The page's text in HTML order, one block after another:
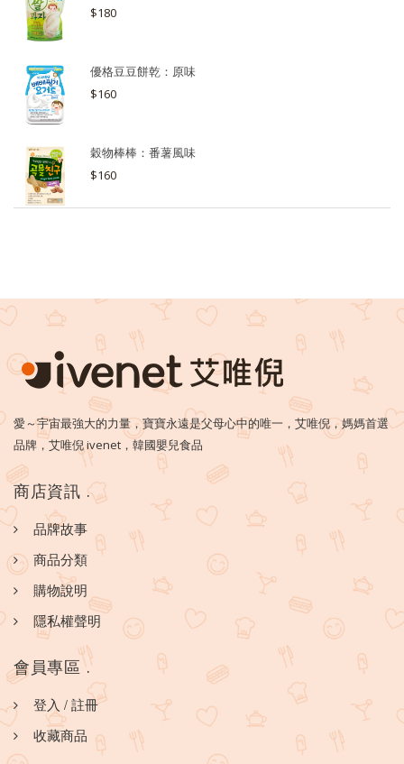
$180
優格豆豆餅乾：原味
$160
穀物棒棒：番薯風味
$160
愛～宇宙最強大的力量，寶寶永遠是父母心中的唯一，艾唯倪，媽媽首選
品牌，艾唯倪 ivenet，韓國嬰兒食品
商店資訊 .
品牌故事
商品分類
購物說明
隱私權聲明
會員專區.
登入 / 註冊
收藏商品